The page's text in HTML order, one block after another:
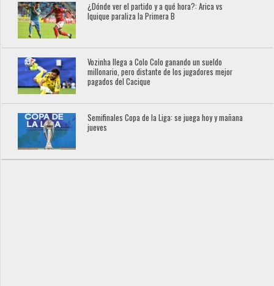
¿Dónde ver el partido y a qué hora?: Arica vs
Iquique paraliza la Primera B
Vozinha llega a Colo Colo ganando un sueldo
millonario, pero distante de los jugadores mejor
pagados del Cacique
Semifinales Copa de la Liga: se juega hoy y mañana
jueves